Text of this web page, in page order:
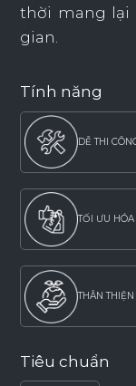
thời mang lại
gian.
Tính năng
DỄ THI
TỐI ƯU
THÂN
Tiêu chuẩn